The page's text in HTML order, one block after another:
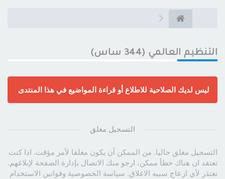
التنظيم العالمي (344 ساس)
ليس لديك الصلاحية للاطلاع أو قراءة المواضيع في هذا المنتدى
التسجيل مغلق
التسجيل مغلق حاليا. من الممكن أن يكون مغلقا لأمر مؤقت. اذا كنت
تعتقد ان هناك خطأ ممكن، ارجو منك الاتصال بإدارة الصفحة لإبلاغهم.
نعتذر لأي ازعاج سببه الاغلاق. سياسة الخصوصية وقوانين الاستخدام